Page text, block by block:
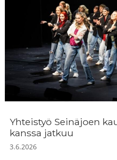
Yhteistyö Seinäjoen
kanssa jatkuu
3.6.2026